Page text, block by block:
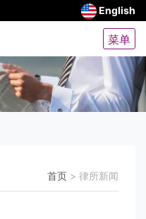
English
菜单
首页 > 律所新闻